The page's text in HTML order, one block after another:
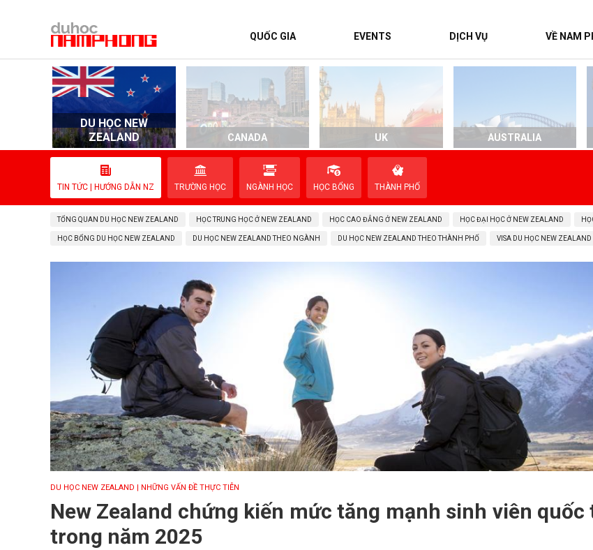
QUỐC GIA EVENTS DỊCH VỤ VỀ NAM
DU HỌC NEW
ZEALAND
CANADA UK AUSTRALIA
TIN TỨC | HƯỚNG DẪN NZ TRƯỜNG HỌC NGÀNH HỌC HỌC BỔNG THÀNH PHỐ
TỔNG QUAN DU HỌC NEW ZEALAND HỌC TRUNG HỌC Ở NEW ZEALAND HỌC CAO ĐẲNG Ở NEW ZEALAND HỌC ĐẠI HỌC Ở NEW ZEALAND
HỌC BỔNG DU HỌC NEW ZEALAND DU HỌC NEW ZEALAND THEO NGÀNH DU HỌC NEW ZEALAND THEO THÀNH PHỐ VISA DU HỌC NEW ZEALAND
DU HỌC NEW ZEALAND | NHỮNG VẤN ĐỀ THỰC TIỄN
New Zealand chứng kiến mức tăng mạnh sinh viên quốc
trong năm 2025
TRANG CHỦ
QUỐC GIA
EVENTS